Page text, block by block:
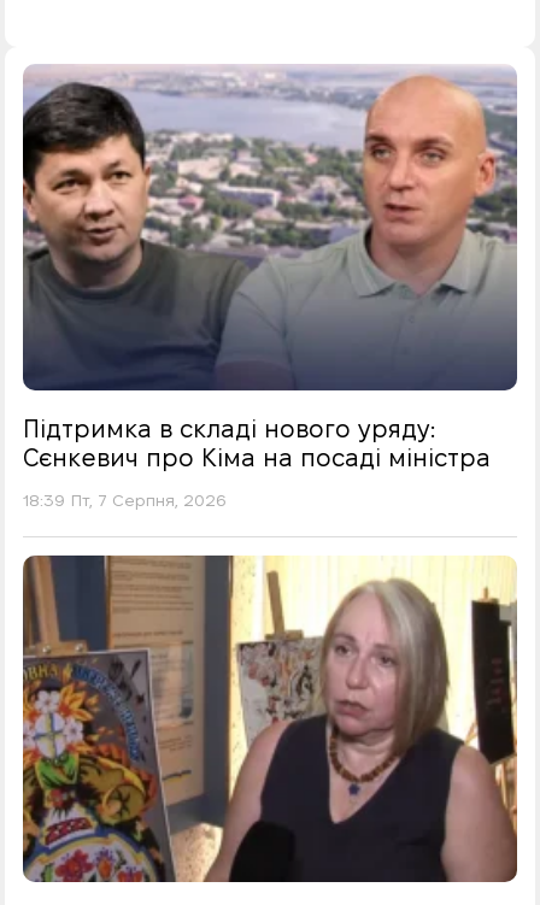
Підтримка в складі нового уряду:
Сєнкевич про Кіма на посаді міністра
18:39 Пт, 7 Серпня, 2026